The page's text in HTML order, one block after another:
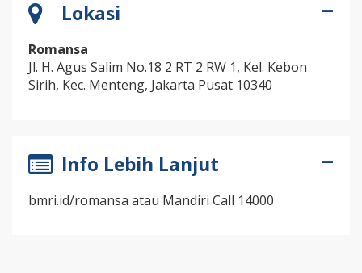
Lokasi
Romansa
Jl. H. Agus Salim No.18 2 RT 2 RW 1, Kel. Kebon
Sirih, Kec. Menteng, Jakarta Pusat 10340
Info Lebih Lanjut
bmri.id/romansa atau Mandiri Call 14000